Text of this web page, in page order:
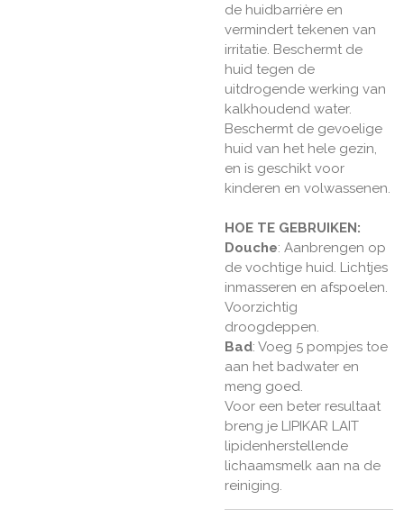
de huidbarrière en
vermindert tekenen van
irritatie. Beschermt de
huid tegen de
uitdrogende werking van
kalkhoudend water.
Beschermt de gevoelige
huid van het hele gezin,
en is geschikt voor
kinderen en volwassenen.
HOE TE GEBRUIKEN:
Douche: Aanbrengen op
de vochtige huid. Lichtjes
inmasseren en afspoelen.
Voorzichtig
droogdeppen.
Bad: Voeg 5 pompjes toe
aan het badwater en
meng goed.
Voor een beter resultaat
breng je LIPIKAR LAIT
lipidenherstellende
lichaamsmelk aan na de
reiniging.